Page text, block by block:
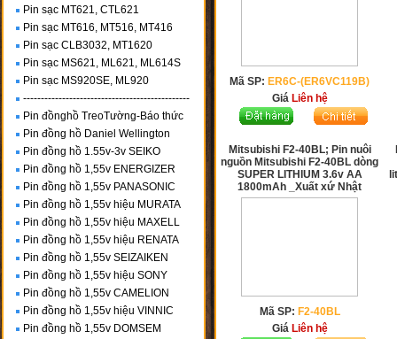
Pin sạc MT621, CTL621
Pin sạc MT616, MT516, MT416
Pin sạc CLB3032, MT1620
Pin sạc MS621, ML621, ML614S
Pin sạc MS920SE, ML920
-----------------------------------------------
Pin đồnghồ TreoTường-Báo thức
Pin đồng hồ Daniel Wellington
Pin đồng hồ 1.55v-3v SEIKO
Pin đồng hồ 1,55v ENERGIZER
Pin đồng hồ 1,55v PANASONIC
Pin đồng hồ 1,55v hiệu MURATA
Pin đồng hồ 1,55v hiệu MAXELL
Pin đồng hồ 1,55v hiệu RENATA
Pin đồng hồ 1,55v SEIZAIKEN
Pin đồng hồ 1,55v hiệu SONY
Pin đồng hồ 1,55v CAMELION
Pin đồng hồ 1,55v hiệu VINNIC
Pin đồng hồ 1,55v DOMSEM
Mã SP: ER6C-(ER6VC119B)
Giá Liên hệ
Mitsubishi F2-40BL; Pin nuôi
nguồn Mitsubishi F2-40BL dòng
SUPER LITHIUM 3.6v AA
1800mAh _Xuất xứ Nhật
Mã SP: F2-40BL
Giá Liên hệ